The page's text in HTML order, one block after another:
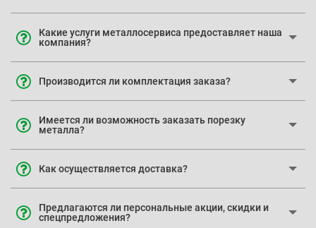
Какие услуги металлосервиса предоставляет наша
компания?
Производится ли комплектация заказа?
Имеется ли возможность заказать порезку
металла?
Как осуществляется доставка?
Предлагаются ли персональные акции, скидки и
спецпредложения?